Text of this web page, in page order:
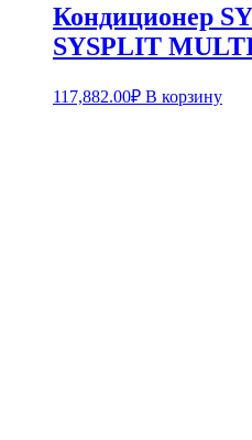
Кондиционер
SYSPLIT
117,882.00₽ В корзину